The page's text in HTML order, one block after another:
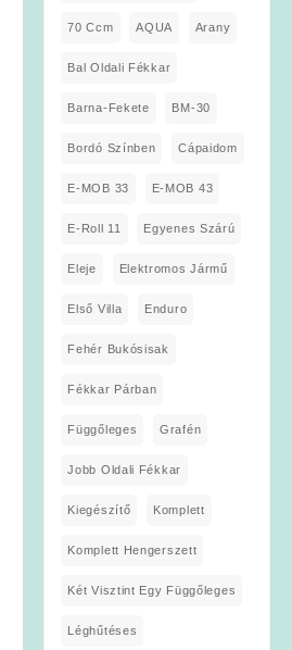
70 Ccm AQUA Arany
Bal Oldali Fékkar
Barna-Fekete BM-30
Bordó Színben Cápaidom
E-MOB 33 E-MOB 43
E-Roll 11 Egyenes Szárú
Eleje Elektromos Jármű
Első Villa Enduro
Fehér Bukósisak
Fékkar Párban
Függőleges Grafén
Jobb Oldali Fékkar
Kiegészítő Komplett
Komplett Hengerszett
Két Visztint Egy Függőleges
Léghűtéses